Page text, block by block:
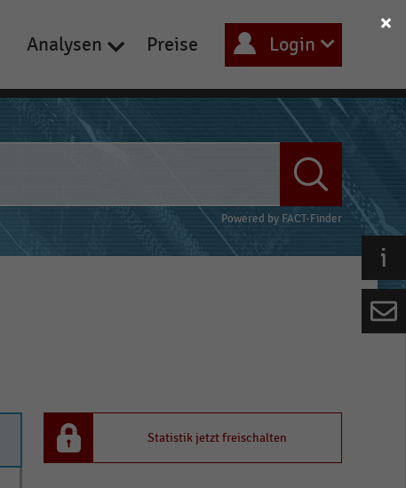
Analysen Preise Login
Powered by FACT-Finder
Statistik jetzt freischalten